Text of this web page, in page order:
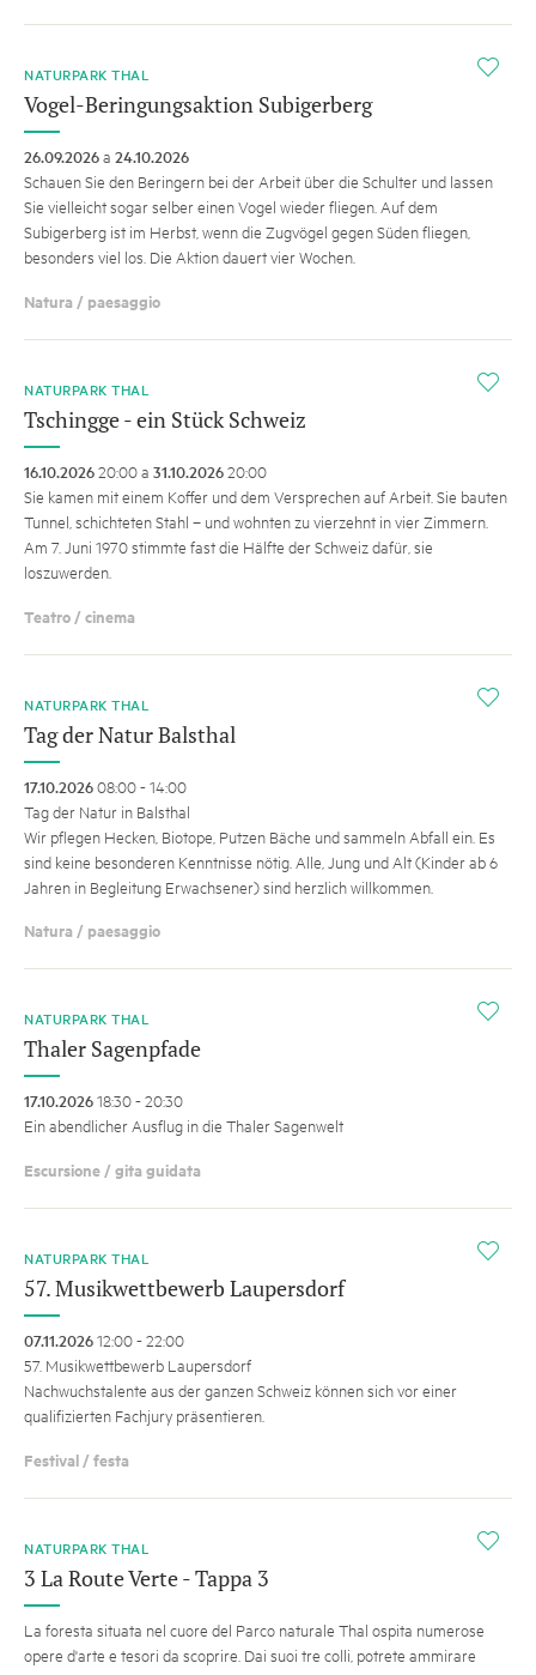
i
NATURPARK THAL
Vogel-Beringungsaktion Subigerberg
26.09.2026a 24.10.2026
Schauen Sie den Beringern bei der Arbeit über die Schulter und lassen
Sie vielleicht sogar selber einen Vogel wieder fliegen. Auf dem
Subigerberg ist im Herbst, wenn die Zugvögel gegen Süden fliegen,
besonders viel los. Die Aktion dauert vier Wochen.
Natura / paesaggio
i
NATURPARK THAL
Tschingge - ein Stück Schweiz
16.10.202620:00 a 31.10.202620:00
Sie kamen mit einem Koffer und dem Versprechen auf Arbeit. Sie bauten
Tunnel, schichteten Stahl – und wohnten zu vierzehnt in vier Zimmern.
Am 7. Juni 1970 stimmte fast die Hälfte der Schweiz dafür, sie
loszuwerden.
Teatro / cinema
i
NATURPARK THAL
Tag der Natur Balsthal
17.10.202608:00 - 14:00
Tag der Natur in Balsthal
Wir pflegen Hecken, Biotope, Putzen Bäche und sammeln Abfall ein. Es
sind keine besonderen Kenntnisse nötig. Alle, Jung und Alt (Kinder ab 6
Jahren in Begleitung Erwachsener) sind herzlich willkommen.
Natura / paesaggio
i
NATURPARK THAL
Thaler Sagenpfade
17.10.202618:30 - 20:30
Ein abendlicher Ausflug in die Thaler Sagenwelt
Escursione / gita guidata
i
NATURPARK THAL
57. Musikwettbewerb Laupersdorf
07.11.202612:00 - 22:00
57. Musikwettbewerb Laupersdorf
Nachwuchstalente aus der ganzen Schweiz können sich vor einer
qualifizierten Fachjury präsentieren.
Festival / festa
i
NATURPARK THAL
3 La Route Verte - Tappa 3
La foresta situata nel cuore del Parco naturale Thal ospita numerose
opere d'arte e tesori da scoprire. Dai suoi tre colli, potrete ammirare